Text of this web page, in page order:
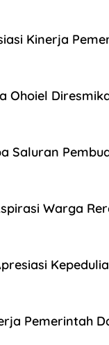
Kinerja
Ohoiel
Saluran
Warga
Pemerintah